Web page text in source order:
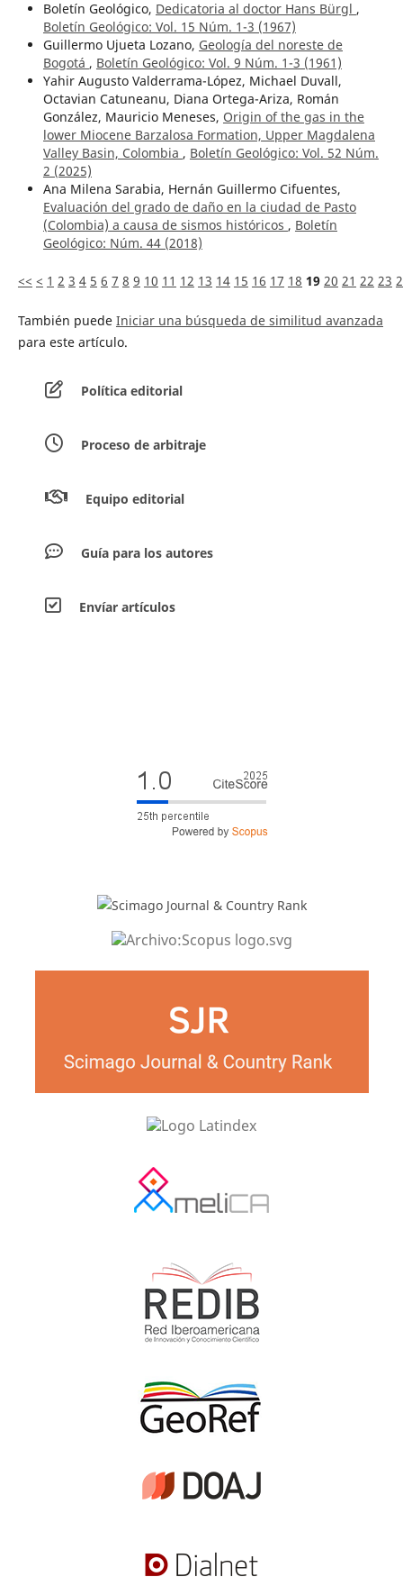
Boletín Geológico, Dedicatoria al doctor Hans Bürgl ,
Boletín Geológico: Vol. 15 Núm. 1-3 (1967)
Guillermo Ujueta Lozano, Geología del noreste de
Bogotá , Boletín Geológico: Vol. 9 Núm. 1-3 (1961)
Yahir Augusto Valderrama-López, Michael Duvall,
Octavian Catuneanu, Diana Ortega-Ariza, Román
González, Mauricio Meneses, Origin of the gas in the
lower Miocene Barzalosa Formation, Upper Magdalena
Valley Basin, Colombia , Boletín Geológico: Vol. 52 Núm.
2 (2025)
Ana Milena Sarabia, Hernán Guillermo Cifuentes,
Evaluación del grado de daño en la ciudad de Pasto
(Colombia) a causa de sismos históricos , Boletín
Geológico: Núm. 44 (2018)
<< < 1 2 3 4 5 6 7 8 9 10 11 12 13 14 15 16 17 18 19 20 21 22 23
También puede Iniciar una búsqueda de similitud avanzada
para este artículo.
Política editorial
Proceso de arbitraje
Equipo editorial
Guía para los autores
Envíar artículos